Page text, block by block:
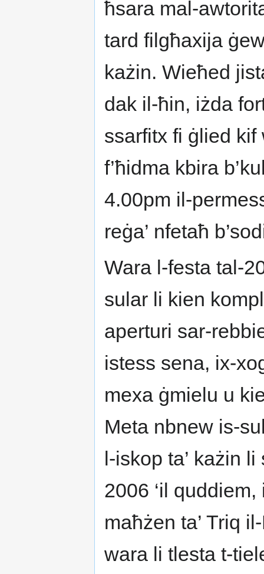
ħsara mal-
tard filgħaxija
każin. Wieħed
dak il-ħin, iżda
ssarfitx fi ġlied
f’ħidma kbira
4.00pm il-
reġa’ nfetaħ
Wara l-festa tal-
sular li kien
aperturi sar-
istess sena, ix-
mexa ġmielu u
Meta nbnew is-
l-iskop ta’ każin
2006 ‘il
maħżen ta’ Triq
wara li tlesta t-